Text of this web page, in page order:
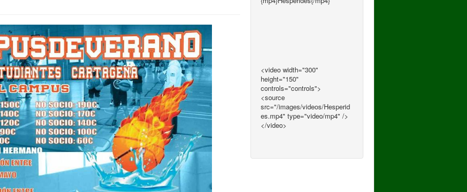
<video width="300"
height="150"
controls="controls">
<source
src="/images/videos/Hesperid
es.mp4" type="video/mp4" />
</video>